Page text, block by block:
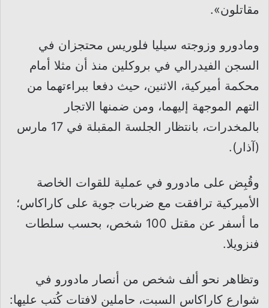
مقاتلون».
ومادورو وزوجته سيليا فلوريس محتجزان في
السجن الفيدرالي في بروكلين منذ أن مثلا أمام
محكمة أميركية، الاثنين، حيث دفعا ببراءتهما من
التهم الموجهة إليهما، ومن ضمنها الاتجار
بالمخدرات، بانتظار الجلسة المقبلة في 17 مارس
(آذار).
وقُبِض على مادورو في عملية للقوات الخاصة
الأميركية ترافقت مع ضربات جوية على كاراكاس؛
ما أسفر عن مقتل 100 شخص، بحسب سلطات
فنزويلا.
وتظاهر نحو ألف شخص من أنصار مادورو في
شوارع كاراكاس السبت، حاملين لافتات كُتب عليها: